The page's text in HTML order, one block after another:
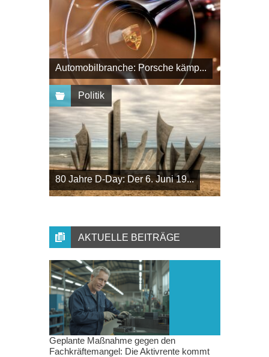
Automobilbranche: Porsche kämp...
Politik
80 Jahre D-Day: Der 6. Juni 19...
AKTUELLE BEITRÄGE
Geplante Maßnahme gegen den
Fachkräftemangel: Die Aktivrente kommt